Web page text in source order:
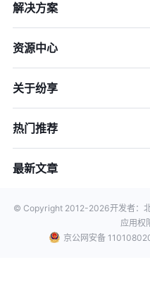
解决方案
资源中心
关于纷享
热门推荐
最新文章
© Copyright 2012-2026开发者：
应用权
京公网安备